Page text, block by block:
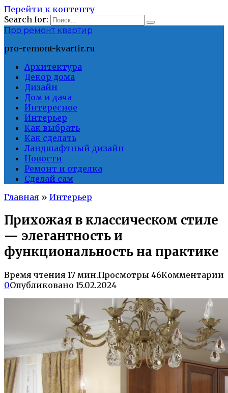
Перейти к контенту
Search for:
Про ремонт квартир
pro-remont-kvartir.ru
Архитектура
Декор дома
Дизайн
Дом и дача
Интересное
Интерьер
Как выбрать
Как сделать
Ландшафтный дизайн
Новости
Ремонт и отделка
Сделай сам
Главная » Интерьер
Прихожая в классическом стиле
— элегантность и
функциональность на практике
Время чтения 17 мин.Просмотры 46Комментарии
0Опубликовано 15.02.2024